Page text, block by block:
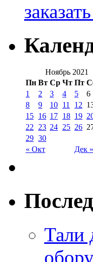
Ноябрь 2021
Пн Вт Ср Чт Пт
« Окт Дек »
1 2 3 4 5 6
8
9 10 11 12
15 16 17 18 19
22
23 24 25 26
29 30
Тали